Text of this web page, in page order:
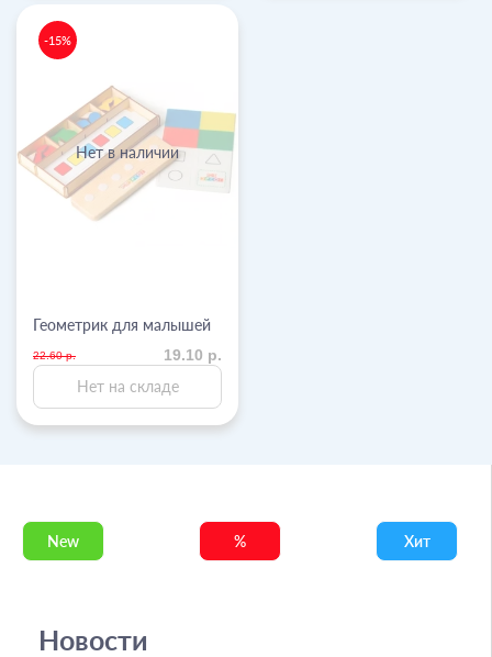
Нет в наличии
-15%
Геометрик для малышей
22.60 р. 19.10 р.
Нет на складе
New % Хит
Новости